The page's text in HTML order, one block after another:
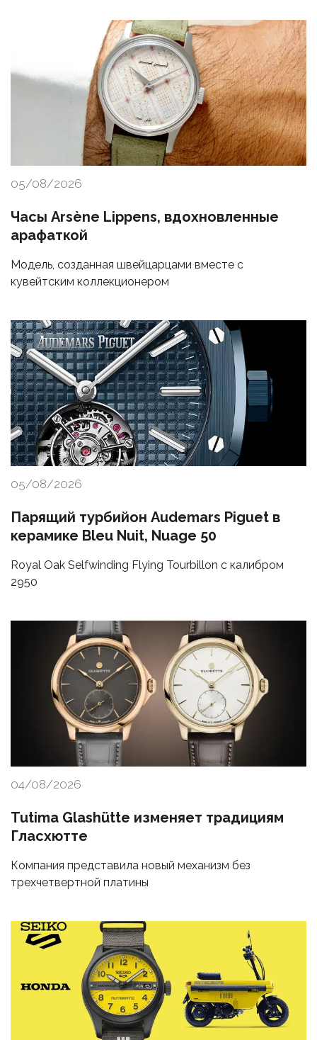
05/08/2026
Часы Arsène Lippens, вдохновленные
арафаткой
Модель, созданная швейцарцами вместе с
кувейтским коллекционером
05/08/2026
Парящий турбийон Audemars Piguet в
керамике Bleu Nuit, Nuage 50
Royal Oak Selfwinding Flying Tourbillon с калибром
2950
04/08/2026
Tutima Glashütte изменяет традициям
Гласхютте
Компания представила новый механизм без
трехчетвертной платины